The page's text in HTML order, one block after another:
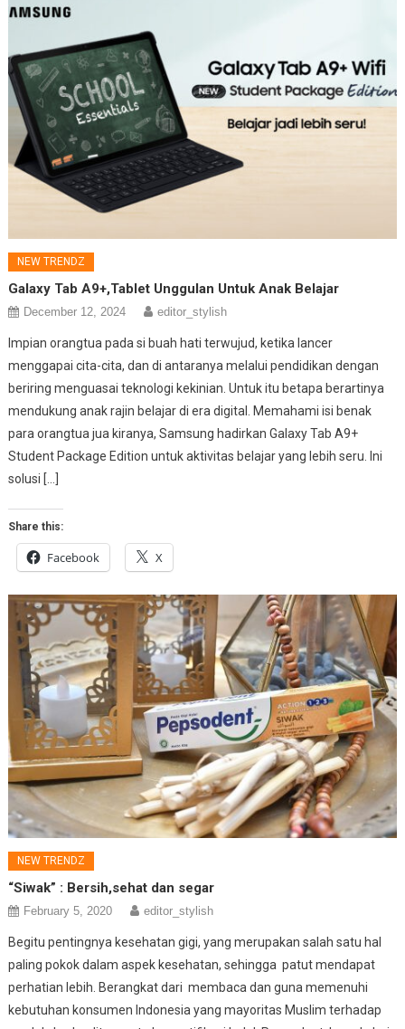
NEW TRENDZ
Galaxy Tab A9+,Tablet Unggulan Untuk Anak Belajar
December 12, 2024 editor_stylish
Impian orangtua pada si buah hati terwujud, ketika lancer
menggapai cita-cita, dan di antaranya melalui pendidikan dengan
beriring menguasai teknologi kekinian. Untuk itu betapa berartinya
mendukung anak rajin belajar di era digital. Memahami isi benak
para orangtua jua kiranya, Samsung hadirkan Galaxy Tab A9+
Student Package Edition untuk aktivitas belajar yang lebih seru. Ini
solusi […]
Share this:
Facebook X
NEW TRENDZ
“Siwak” : Bersih,sehat dan segar
February 5, 2020 editor_stylish
Begitu pentingnya kesehatan gigi, yang merupakan salah satu hal
paling pokok dalam aspek kesehatan, sehingga patut mendapat
perhatian lebih. Berangkat dari membaca dan guna memenuhi
kebutuhan konsumen Indonesia yang mayoritas Muslim terhadap